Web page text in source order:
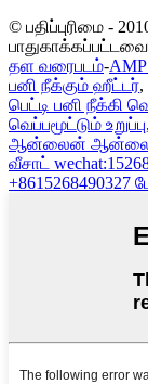
© பதிப்புரிமை -
தள வரைபடம்-
பனி நீக்கும் ஹீட்டர்,
பெட்டி பனி நீக்கி
வெப்பமூட்டும் உறுப்பு,
ஆன்லைன்
வீசாட்
+8615268490327